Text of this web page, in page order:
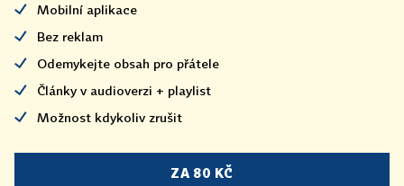
Mobilní aplikace
Bez reklam
Odemykejte obsah pro přátele
Články v audioverzi + playlist
Možnost kdykoliv zrušit
ZA 80 KČ